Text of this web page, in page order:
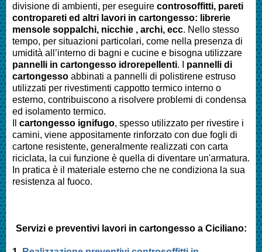
divisione di ambienti, per eseguire controsoffitti, pareti
contropareti ed altri lavori in cartongesso: librerie
mensole soppalchi, nicchie , archi, ecc. Nello stesso
tempo, per situazioni particolari, come nella presenza di
umidità all’interno di bagni e cucine e bisogna utilizzare
pannelli in cartongesso idrorepellenti. I pannelli di
cartongesso abbinati a pannelli di polistirene estruso
utilizzati per rivestimenti cappotto termico interno o
esterno, contribuiscono a risolvere problemi di condensa
ed isolamento termico.
cartongesso ignifugo, spesso utilizzato per rivestire i
camini, viene appositamente rinforzato con due fogli di
cartone resistente, generalmente realizzati con carta
riciclata, la cui funzione è quella di diventare un'armatura.
In pratica è il materiale esterno che ne condiziona la sua
resistenza al fuoco.
Servizi e preventivi lavori in cartongesso a Ciciliano: